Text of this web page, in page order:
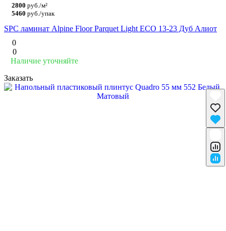
2800 руб./м²
5460 руб./упак
SPC ламинат Alpine Floor Parquet Light ЕСО 13-23 Дуб Алиот
0
0
Наличие уточняйте
Заказать